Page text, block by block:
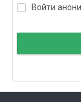
Войти